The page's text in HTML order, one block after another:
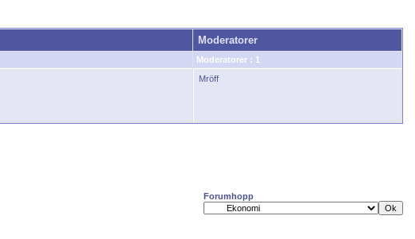
Moderatorer
Moderatorer : 1
Mröff
Forumhopp